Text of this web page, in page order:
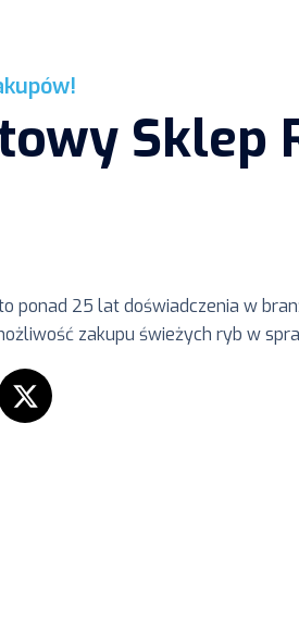
Sklep
ponad 25 lat doświadczenia w
zakupu świeżych ryb w